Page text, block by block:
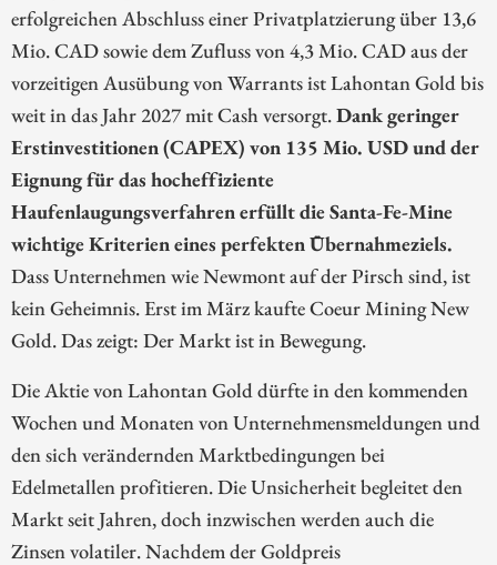
erfolgreichen Abschluss einer Privatplatzierung über 13,6
Mio. CAD sowie dem Zufluss von 4,3 Mio. CAD aus der
vorzeitigen Ausübung von Warrants ist Lahontan Gold bis
weit in das Jahr 2027 mit Cash versorgt.Dank geringer
Erstinvestitionen (CAPEX) von 135 Mio. USD und der
Eignung für das hocheffiziente
Haufenlaugungsverfahren erfüllt die Santa-Fe-Mine
wichtige Kriterien eines perfekten Übernahmeziels.
Dass Unternehmen wie Newmont auf der Pirsch sind, ist
kein Geheimnis. Erst im März kaufte Coeur Mining New
Gold. Das zeigt: Der Markt ist in Bewegung.
Die Aktie von Lahontan Gold dürfte in den kommenden
Wochen und Monaten von Unternehmensmeldungen und
den sich verändernden Marktbedingungen bei
Edelmetallen profitieren. Die Unsicherheit begleitet den
Markt seit Jahren, doch inzwischen werden auch die
Zinsen volatiler. Nachdem der Goldpreis